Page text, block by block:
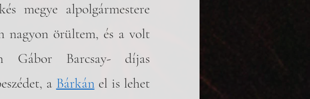
megye alpolgármestere
nagyon örültem, és a volt
Gábor Barcsay- díjas
a Bárkán el is lehet